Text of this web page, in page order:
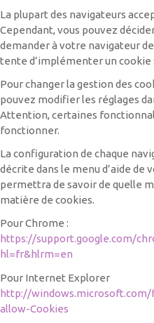
La plupart des navigateurs
Cependant, vous pouvez
demander à votre navigateur
tente d’implémenter un
Pour changer la gestion des
pouvez modifier les réglages
Attention, certaines
fonctionner.
La configuration de chaque
décrite dans le menu d’aide de
permettra de savoir de quelle
matière de cookies.
Pour Chrome :
https://support.google.com/
hl=fr&hlrm=en
Pour Internet Explorer
http://
allow-Cookies